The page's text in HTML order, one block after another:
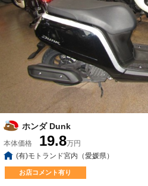
ホンダ Dunk
本体価格 19.8万円
(有)モトランド宮内（愛媛県）
お店コメント有り